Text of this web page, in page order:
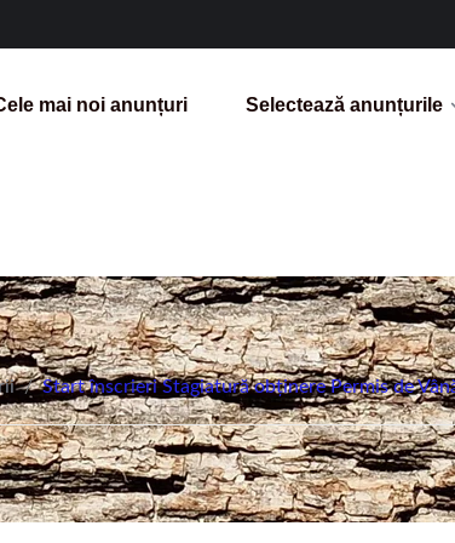
mai noi anunțuri Selectează anunțurile
/ Start înscrieri Stagiatură obținere Permis de